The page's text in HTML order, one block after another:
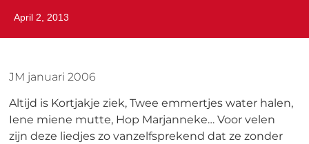
April 2, 2013
JM januari 2006
Altijd is Kortjakje ziek, Twee emmertjes water halen,
Iene miene mutte, Hop Marjanneke… Voor velen
zijn deze liedjes zo vanzelfsprekend dat ze zonder